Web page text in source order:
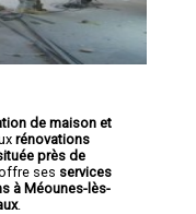
de maison et
rénovations
près de
ses services
à Méounes-lès-
.